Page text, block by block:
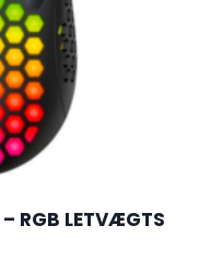
RGB LETVÆGTS